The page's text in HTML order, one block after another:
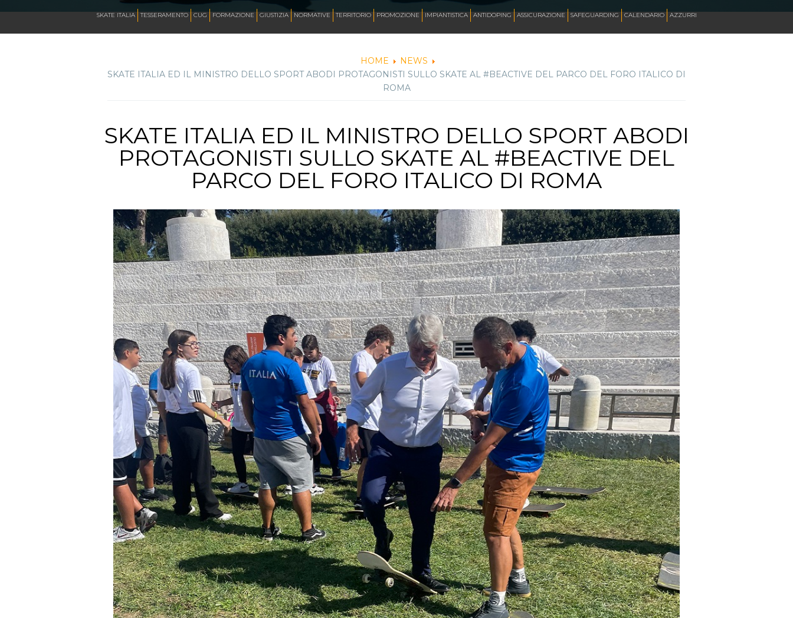
SKATE ITALIA TESSERAMENTO CUG FORMAZIONE GIUSTIZIA NORMATIVE TERRITORIO PROMOZIONE IMPIANTISTICA ANTIDOPING ASSICURAZIONE SAFEGUARDING CALENDARIO AZZURRI
HOME
NEWS
SKATE ITALIA ED IL MINISTRO DELLO SPORT ABODI PROTAGONISTI SULLO SKATE AL #BEACTIVE DEL PARCO DEL FORO ITALICO DI
ROMA
SKATE ITALIA ED IL MINISTRO DELLO SPORT ABODI
PROTAGONISTI SULLO SKATE AL #BEACTIVE DEL
PARCO DEL FORO ITALICO DI ROMA
CALENDARIO AZZURRI
NEWS FOTO SKATE ITALIA TV
HOCKEY INLINE INLINE FREESTYLE SKATEBOARDING
ROLLER DERBY MONOPATTINO ROLLER DANCE
SKATE4ALL
Mappa del sito Calendario Ricerca Impianti Feed Photogallery Privacy Policy Cookie policy